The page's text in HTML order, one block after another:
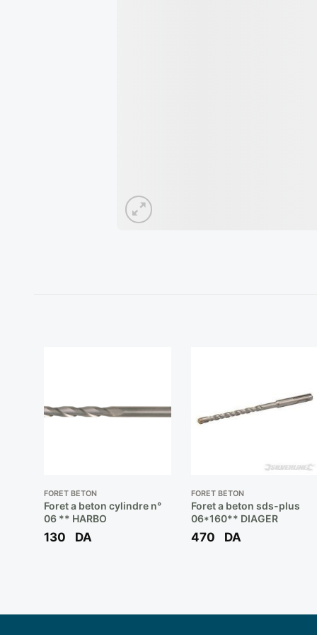
FORET BÉTON
Foret a beton cylindre n°
06 ** HARBO
130 DA
FORET BÉTON
Foret a beton sds-plus
06*160** DIAGER
470 DA